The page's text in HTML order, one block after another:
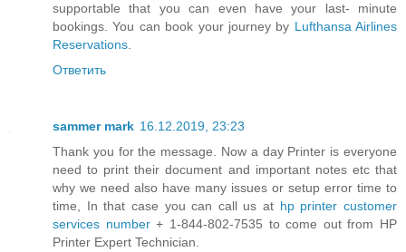
supportable that you can even have your last- minute
bookings. You can book your journey by Lufthansa Airlines
Reservations
Ответить
sammer mark 16.12.2019, 23:23
Thank you for the message. Now a day Printer is everyone
need to print their document and important notes etc that
why we need also have many issues or setup error time to
time, In that case you can call us at hp printer customer
services number+ 1-844-802-7535 to come out from HP
Printer Expert Technician.